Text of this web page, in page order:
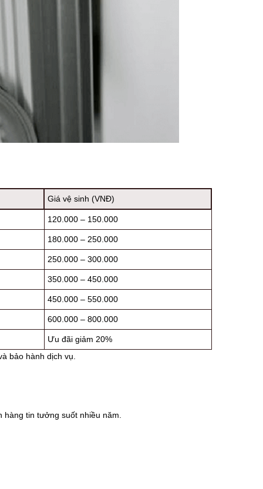
Giá vệ sinh (VNĐ)
120.000 – 150.000
180.000 – 250.000
250.000 – 300.000
350.000 – 450.000
450.000 – 550.000
600.000 – 800.000
Ưu đãi giảm 20%
bảo hành dịch vụ.
tin tưởng suốt nhiều năm.